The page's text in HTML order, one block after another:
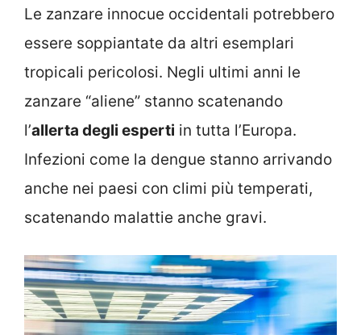
Le zanzare innocue occidentali potrebbero
essere soppiantate da altri esemplari
tropicali pericolosi. Negli ultimi anni le
zanzare “aliene” stanno scatenando
l’allerta degli esperti in tutta l’Europa.
Infezioni come la dengue stanno arrivando
anche nei paesi con climi più temperati,
scatenando malattie anche gravi.